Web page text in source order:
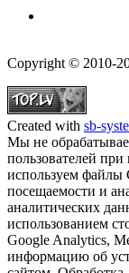
Copyright © 2010-
Created with sb-
Мы не
пользователей
используем файлы
посещаемости и
аналитических
использованием
Google Analytics,
информацию об